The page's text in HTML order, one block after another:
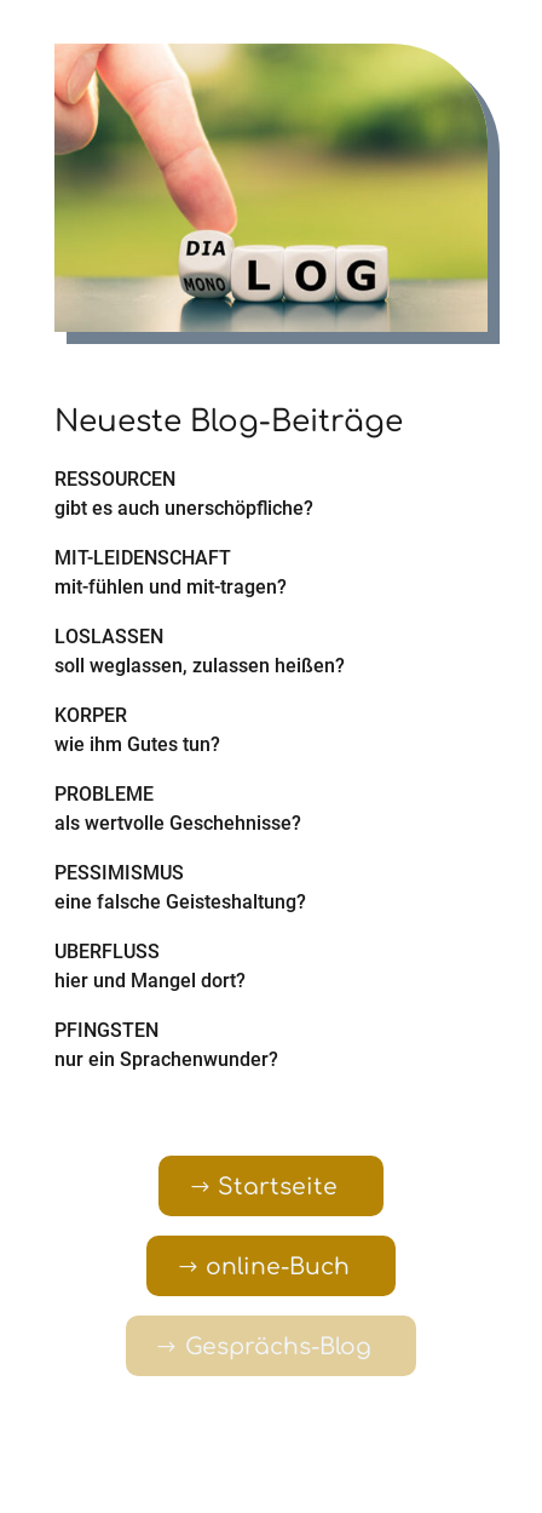
Neueste Blog-Beiträge
gibt es auch unerschöpfliche?
RESSOURCEN
mit-fühlen und mit-tragen?
MIT-LEIDENSCHAFT
soll weglassen, zulassen heißen?
LOSLASSEN
wie ihm Gutes tun?
KÖRPER
als wertvolle Geschehnisse?
PROBLEME
eine falsche Geisteshaltung?
PESSIMISMUS
hier und Mangel dort?
ÜBERFLUSS
nur ein Sprachenwunder?
PFINGSTEN
Startseite
online-Buch
Gesprächs-Blog